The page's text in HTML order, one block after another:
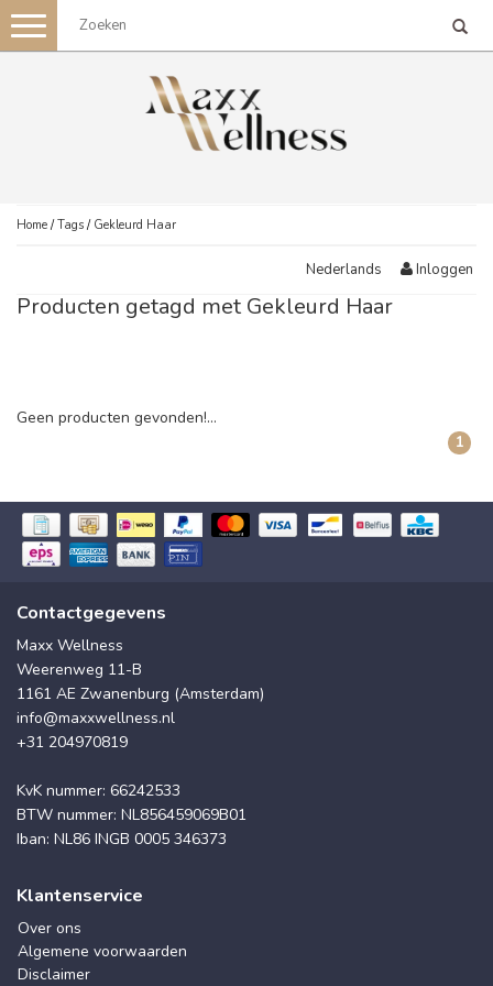
Toggle
navigation
Home /Tags / Gekleurd Haar
Nederlands Inloggen
Producten getagd met Gekleurd Haar
Geen producten gevonden!...
1
Contactgegevens
Maxx Wellness
Weerenweg 11-B
1161 AE Zwanenburg (Amsterdam)
info@maxxwellness.nl
+31 204970819
KvK nummer: 66242533
BTW nummer: NL856459069B01
Iban: NL86 INGB 0005 346373
Klantenservice
Over ons
Algemene voorwaarden
Disclaimer